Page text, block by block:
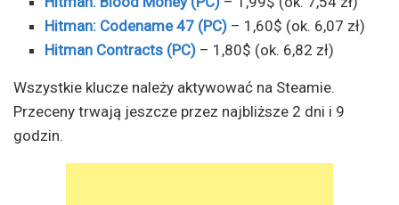
Hitman: Codename 47 (PC) – 1,60$ (ok. 6,07 zł)
Hitman Contracts (PC) – 1,80$ (ok. 6,82 zł)
Wszystkie klucze należy aktywować na Steamie.
Przeceny trwają jeszcze przez najbliższe 2 dni i 9
godzin.